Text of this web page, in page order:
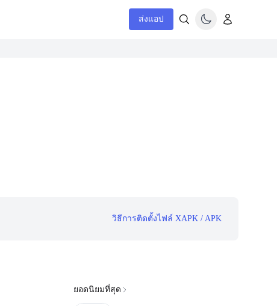
ส่งแอป
วิธีการติดตั้งไฟล์ XAPK / APK
ยอดนิยมที่สุด